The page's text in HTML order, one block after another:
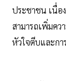
ประชาชน เนื่อ
สามารถเพิ่มคว
หัวใจตีบและกา